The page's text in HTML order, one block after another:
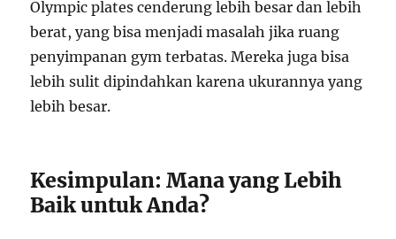
Olympic plates cenderung lebih besar dan lebih
berat, yang bisa menjadi masalah jika ruang
penyimpanan gym terbatas. Mereka juga bisa
lebih sulit dipindahkan karena ukurannya yang
lebih besar.
Kesimpulan: Mana yang Lebih
Baik untuk Anda?